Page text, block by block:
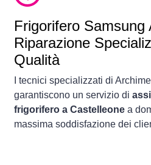
Frigorifero Samsung
Riparazione
Qualità
I tecnici specializzati di
garantiscono un servizio di
frigorifero a Castelleone a
massima soddisfazione dei